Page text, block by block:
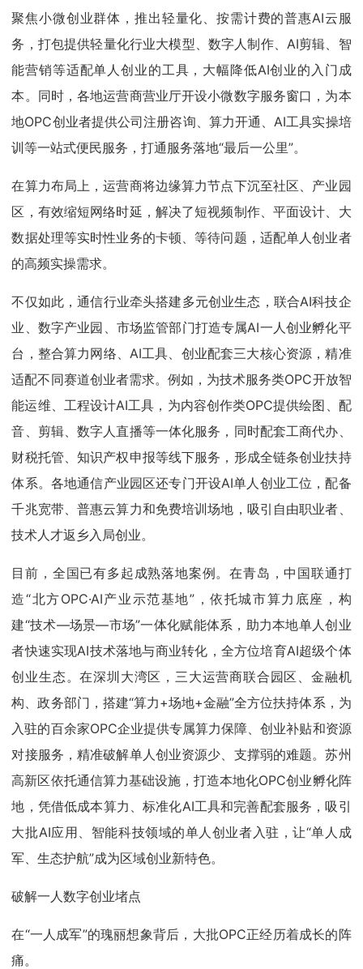
聚焦小微创业群体，推出轻量化、按需计费的普惠AI云服
务，打包提供轻量化行业大模型、数字人制作、AI剪辑、智
能营销等适配单人创业的工具，大幅降低AI创业的入门成
本。同时，各地运营商营业厅开设小微数字服务窗口，为本
地OPC创业者提供公司注册咨询、算力开通、AI工具实操培
训等一站式便民服务，打通服务落地“最后一公里”。
在算力布局上，运营商将边缘算力节点下沉至社区、产业园
区，有效缩短网络时延，解决了短视频制作、平面设计、大
数据处理等实时性业务的卡顿、等待问题，适配单人创业者
的高频实操需求。
不仅如此，通信行业牵头搭建多元创业生态，联合AI科技企
业、数字产业园、市场监管部门打造专属AI一人创业孵化平
台，整合算力网络、AI工具、创业配套三大核心资源，精准
适配不同赛道创业者需求。例如，为技术服务类OPC开放智
能运维、工程设计AI工具，为内容创作类OPC提供绘图、配
音、剪辑、数字人直播等一体化服务，同时配套工商代办、
财税托管、知识产权申报等线下服务，形成全链条创业扶持
体系。各地通信产业园区还专门开设AI单人创业工位，配备
千兆宽带、普惠云算力和免费培训场地，吸引自由职业者、
技术人才返乡入局创业。
目前，全国已有多起成熟落地案例。在青岛，中国联通打
造“北方OPC·AI产业示范基地”，依托城市算力底座，构
建“技术—场景—市场”一体化赋能体系，助力本地单人创业
者快速实现AI技术落地与商业转化，全方位培育AI超级个体
创业生态。在深圳大湾区，三大运营商联合园区、金融机
构、政务部门，搭建“算力+场地+金融”全方位扶持体系，为
入驻的百余家OPC企业提供专属算力保障、创业补贴和资源
对接服务，精准破解单人创业资源少、支撑弱的难题。苏州
高新区依托通信算力基础设施，打造本地化OPC创业孵化阵
地，凭借低成本算力、标准化AI工具和完善配套服务，吸引
大批AI应用、智能科技领域的单人创业者入驻，让“单人成
军、生态护航”成为区域创业新特色。
破解一人数字创业堵点
在“一人成军”的瑰丽想象背后，大批OPC正经历着成长的阵
痛。